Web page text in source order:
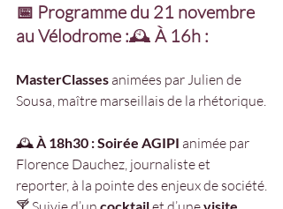
📅 Programme du 21 novembre
au Vélodrome :🕰️ À 16h :
MasterClasses animées par Julien de
Sousa, maître marseillais de la rhétorique.
🕰️ À 18h30 : Soirée AGIPI animée par
Florence Dauchez, journaliste et
reporter, à la pointe des enjeux de société.